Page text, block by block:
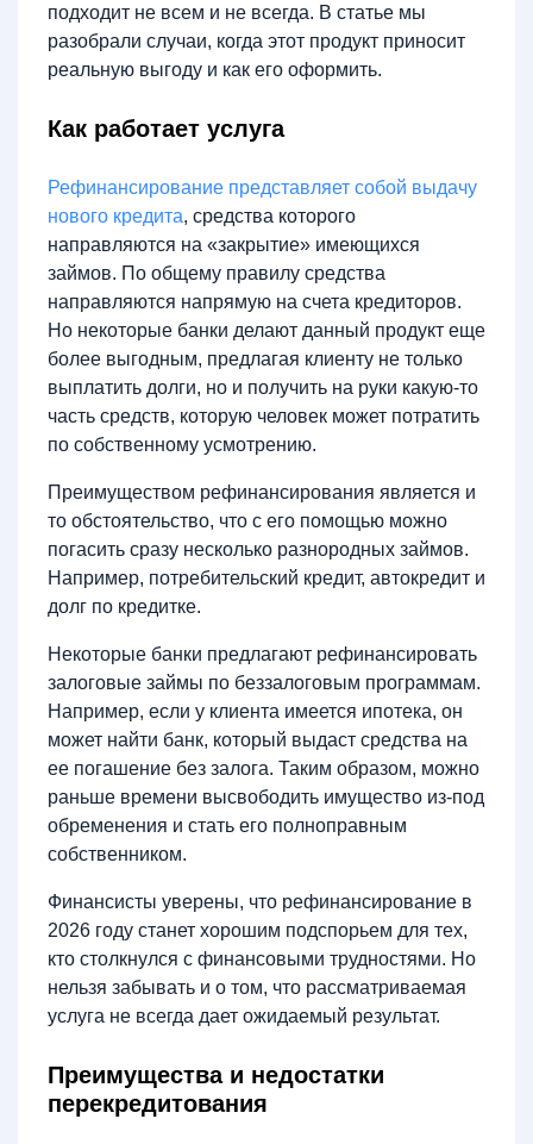
подходит не всем и не всегда. В статье мы
разобрали случаи, когда этот продукт приносит
реальную выгоду и как его оформить.
Как работает услуга
Рефинансирование представляет собой выдачу
нового кредита, средства которого
направляются на «закрытие» имеющихся
займов. По общему правилу средства
направляются напрямую на счета кредиторов.
Но некоторые банки делают данный продукт еще
более выгодным, предлагая клиенту не только
выплатить долги, но и получить на руки какую-то
часть средств, которую человек может потратить
по собственному усмотрению.
Преимуществом рефинансирования является и
то обстоятельство, что с его помощью можно
погасить сразу несколько разнородных займов.
Например, потребительский кредит, автокредит и
долг по кредитке.
Некоторые банки предлагают рефинансировать
залоговые займы по беззалоговым программам.
Например, если у клиента имеется ипотека, он
может найти банк, который выдаст средства на
ее погашение без залога. Таким образом, можно
раньше времени высвободить имущество из-под
обременения и стать его полноправным
собственником.
Финансисты уверены, что рефинансирование в
2026 году станет хорошим подспорьем для тех,
кто столкнулся с финансовыми трудностями. Но
нельзя забывать и о том, что рассматриваемая
услуга не всегда дает ожидаемый результат.
Преимущества и недостатки
перекредитования